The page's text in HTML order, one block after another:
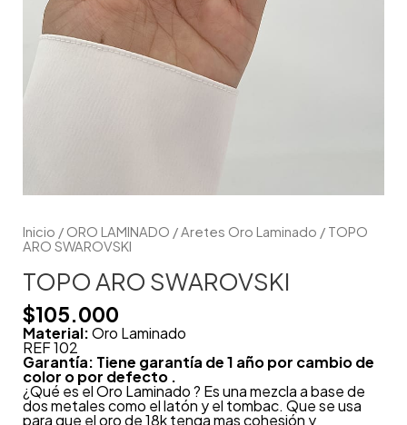
Inicio / ORO LAMINADO /Aretes Oro Laminado / TOPO
ARO SWAROVSKI
TOPO ARO SWAROVSKI
$105.000
Material:Oro Laminado
REF 102
Garantía: Tiene garantía de 1 año por cambio de
color o por defecto .
¿Qué es el Oro Laminado ? Es una mezcla a base de
dos metales como el latón y el tombac. Que se usa
para que el oro de 18k tenga mas cohesión y